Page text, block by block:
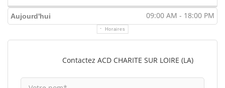
Aujourd'hui 09:00 AM - 18:00 PM
Horaires
Contactez ACD CHARITE SUR LOIRE (LA)